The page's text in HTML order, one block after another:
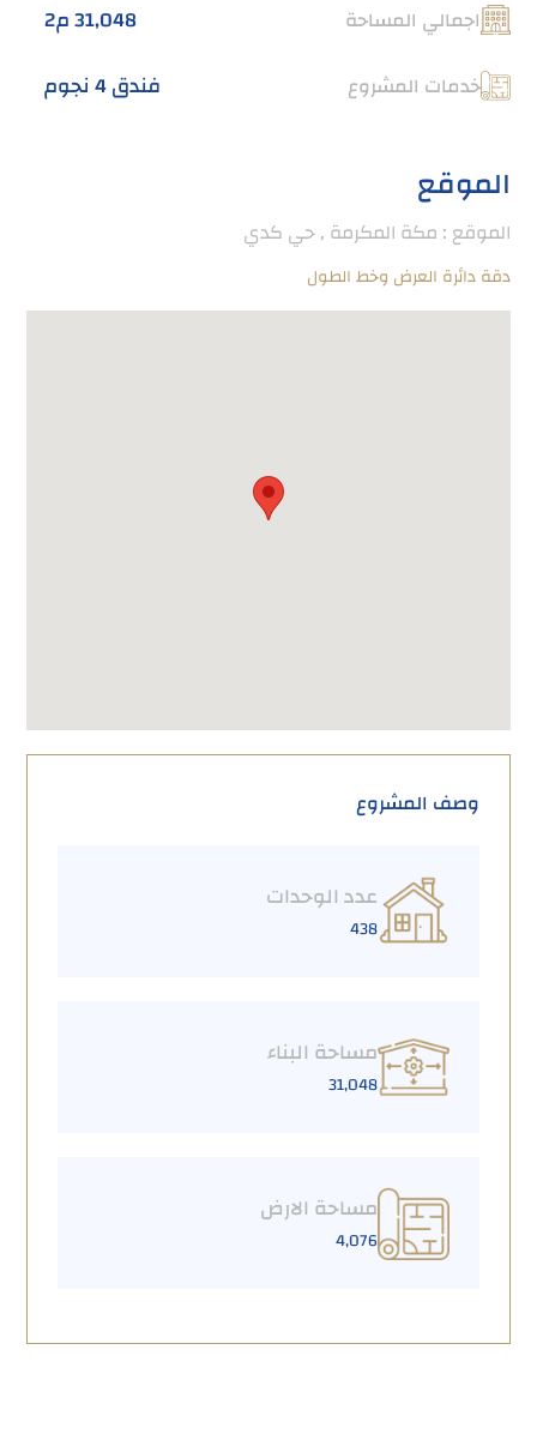
اجمالي المساحة 31,048 م2
خدمات المشروع فندق 4 نجوم
الموقع
الموقع : مكة المكرمة , حي كدي
دقة دائرة العرض وخط الطول
وصف المشروع
عدد الوحدات
438
مساحة البناء
31,048
مساحة الارض
4,076